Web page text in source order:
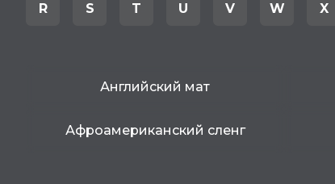
R S T U V W X
Английский мат
Афроамериканский сленг